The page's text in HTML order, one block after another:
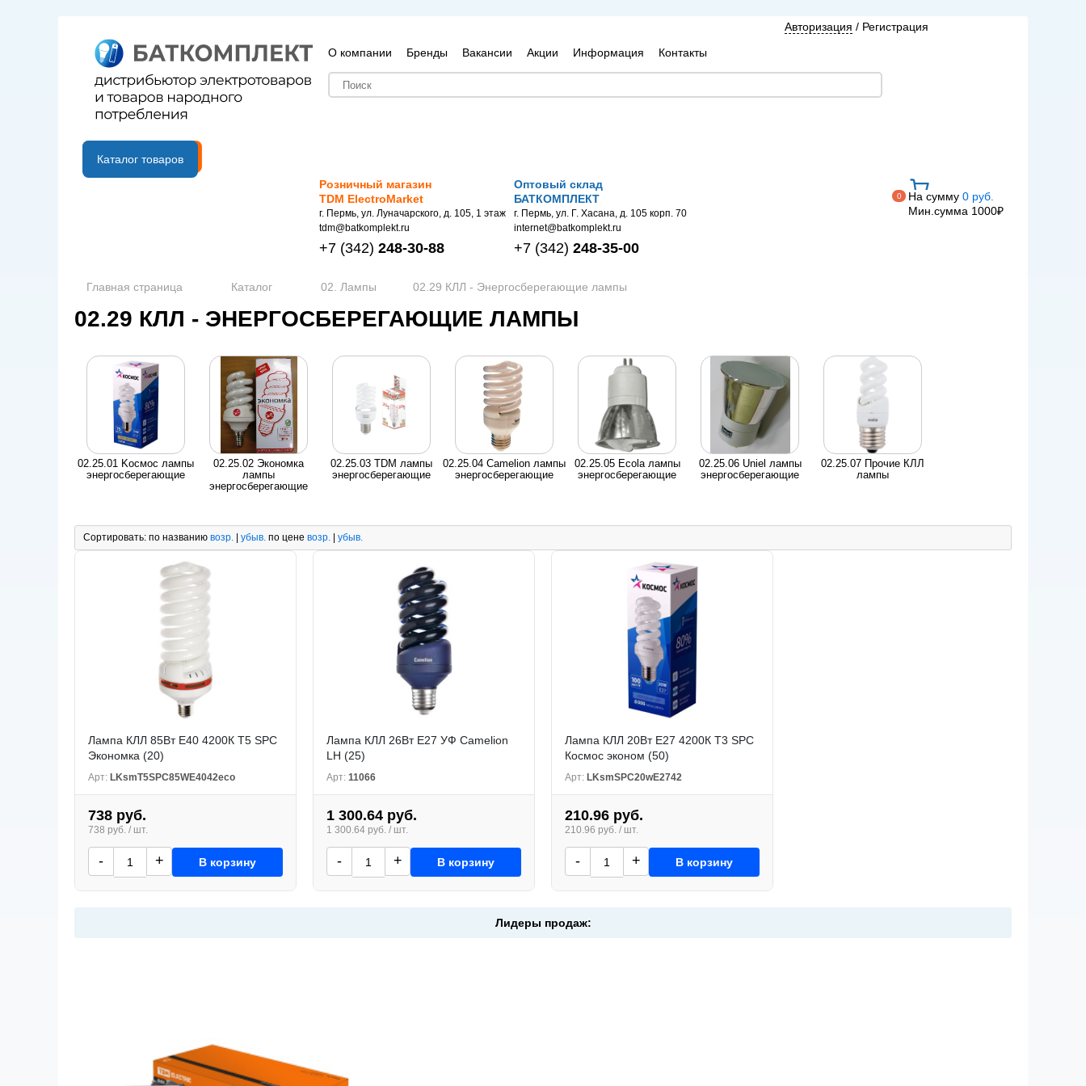
О компании Бренды Вакансии Акции Информация Контакты
Авторизация / Регистрация
B2B портал
Каталог товаров
Розничный магазин
TDM ElectroMarket
г. Пермь, ул. Луначарского, д. 105, 1 этаж
tdm@batkomplekt.ru
+7 (342) 248-30-88
Оптовый склад
БАТКОМПЛЕКТ
г. Пермь, ул. Г. Хасана, д. 105 корп. 70
internet@batkomplekt.ru
+7 (342) 248-35-00
0 На сумму 0 руб.
Мин.сумма 1000₽
Главная страница Каталог 02. Лампы 02.29 КЛЛ - Энергосберегающие лампы
02.29 КЛЛ - ЭНЕРГОСБЕРЕГАЮЩИЕ ЛАМПЫ
02.25.01 Kосмос лампы
энергосберегающие
02.25.02 Экономка
лампы
энергосберегающие
02.25.03 TDM лампы
энергосберегающие
02.25.04 Сamelion лампы
энергосберегающие
02.25.05 Ecola лампы
энергосберегающие
02.25.06 Uniel лампы
энергосберегающие
02.25.07 Прочие КЛЛ
лампы
Сортировать: по названию возр. | убыв. по цене возр. | убыв.
Лампа КЛЛ 85Вт E40 4200К T5 SPC
Экономка (20)
Арт: LKsmT5SPC85WE4042eco
738 руб.
738 руб. / шт.
- + В корзину
Лампа КЛЛ 26Вт Е27 УФ Camelion
LH (25)
Арт: 11066
1 300.64 руб.
1 300.64 руб. / шт.
- + В корзину
Лампа КЛЛ 20Вт Е27 4200К T3 SPC
Космос эконом (50)
Арт: LKsmSPC20wE2742
210.96 руб.
210.96 руб. / шт.
- + В корзину
Лидеры продаж: